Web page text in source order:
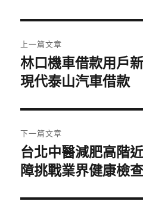
章
導
覽
上一篇文章
上
一
文
章:
林口機車借款用戶
現代泰山汽車借款
下一篇文章
下
一
文
台北中醫減肥高階
障挑戰業界健康檢查